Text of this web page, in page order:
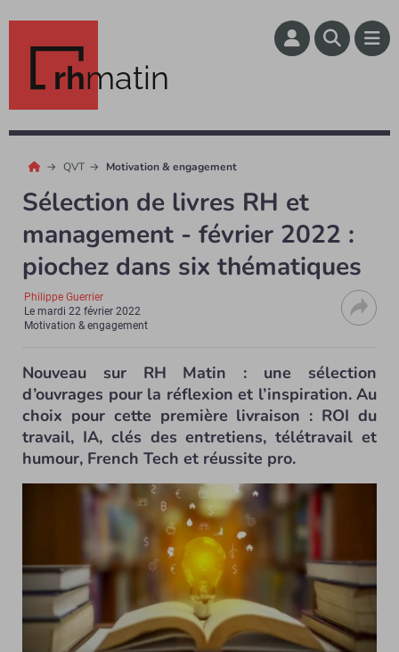
rhmatin
QVT Motivation & engagement
Sélection de livres RH et
management - février 2022 :
piochez dans six thématiques
Philippe Guerrier
Lemardi 22 février 2022
Motivation & engagement
Nouveau sur RH Matin : une sélection
d’ouvrages pour la réflexion et l’inspiration. Au
choix pour cette première livraison : ROI du
travail, IA, clés des entretiens, télétravail et
humour, French Tech et réussite pro.